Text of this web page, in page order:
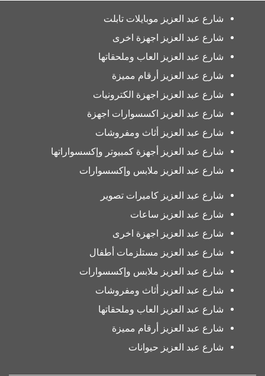
شارع عبد العزيز موبايلات تابلت
شارع عبد العزيز اجهزة اخرى
شارع عبد العزيز العاب وملحقاتها
شارع عبد العزيز أرقام مميزة
شارع عبد العزيز اجهزة الكترونيات
شارع عبد العزيز اكسسوارات اجهزة
شارع عبد العزيز أثاث ومفروشات
شارع عبد العزيز أجهزة كمبيوتر وإكسسواراتها
شارع عبد العزيز ملابس وإكسسوارات
شارع عبد العزيز كاميرات تصوير
شارع عبد العزيز ساعات
شارع عبد العزيز اجهزة اخرى
شارع عبد العزيز مستلزمات أطفال
شارع عبد العزيز ملابس وإكسسوارات
شارع عبد العزيز أثاث ومفروشات
شارع عبد العزيز العاب وملحقاتها
شارع عبد العزيز أرقام مميزة
شارع عبد العزيز حيوانات